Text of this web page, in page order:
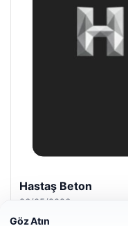
Hastaş Beton
26/05/2026
Göz Atın